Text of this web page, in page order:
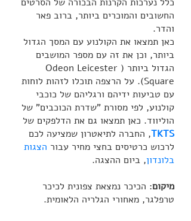
החשובים והמוכרים ביותר, ברוב פאר
והדר.
כאן תמצאו את הקולנוע עם המסך הגדול
ביותר, וכן את זה עם מספר המושבים
הגדול ביותר (Odeon Leicester
Square). על הרצפה תוכלו לזהות לוחות
עם טביעות ידיהם ורגליהם של כוכבי
קולנוע, לפי מסורת "שדרת הכוכבים" של
הוליווד. כאן תמצאו גם את הדלפקים של
TKTS, החברה לתיאטרון שמציעה לכם
לרכוש כרטיסים בחצי מחיר עבור הצגות
בלונדון, ביום ההצגה.
מיקום: הכיכר נמצאת צפונית לכיכר
טרפלגר, מאחורי הגלריה הלאומית.